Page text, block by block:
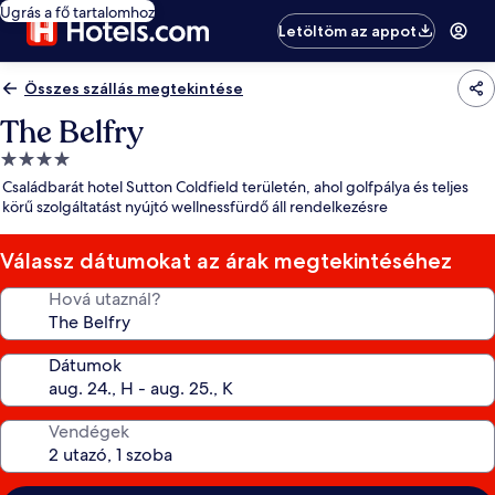
Ugrás a fő tartalomhoz
Letöltöm az appot
Összes szállás megtekintése
The Belfry
4.0
csillagos
szálláshely
Családbarát hotel Sutton Coldfield területén, ahol golfpálya és teljes
körű szolgáltatást nyújtó wellnessfürdő áll rendelkezésre
Válassz dátumokat az árak megtekintéséhez
Hová utaznál?
Dátumok
Vendégek